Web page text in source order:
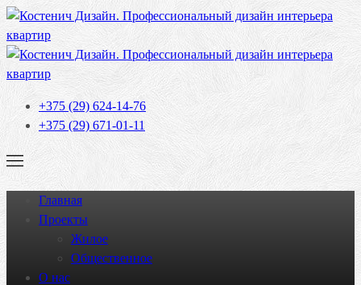
+375 (29) 624-14-76
+375 (29) 671-01-11
Главная
Проекты
Жилое
Общественное
О нас